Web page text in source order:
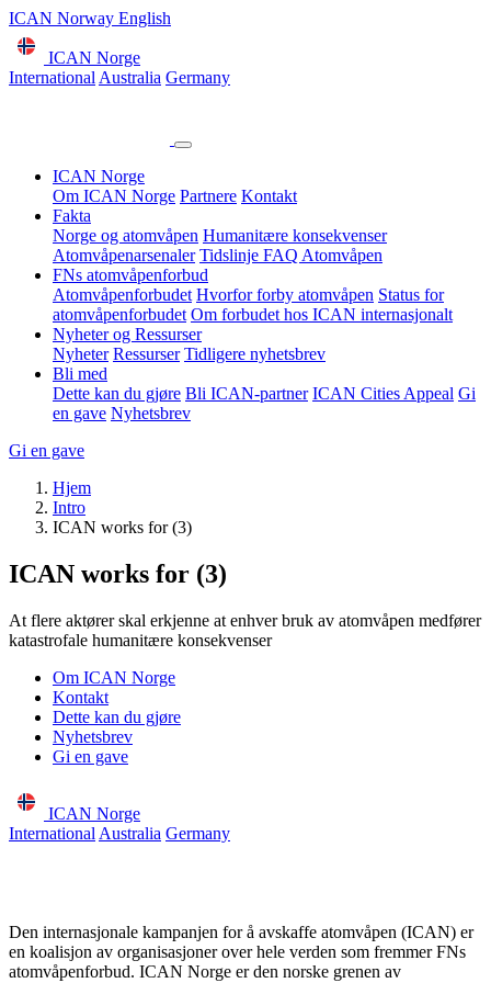
ICAN Norway English
ICAN Norge
International Australia Germany
ICAN Norge
Om ICAN Norge Partnere Kontakt
Fakta
Norge og atomvåpen Humanitære konsekvenser
Atomvåpenarsenaler Tidslinje FAQ Atomvåpen
FNs atomvåpenforbud
Atomvåpenforbudet Hvorfor forby atomvåpen Status for
atomvåpenforbudet Om forbudet hos ICAN internasjonalt
Nyheter og Ressurser
Nyheter Ressurser Tidligere nyhetsbrev
Bli med
Dette kan du gjøre Bli ICAN-partner ICAN Cities Appeal Gi
en gave Nyhetsbrev
Gi en gave
Hjem
Intro
ICAN works for (3)
ICAN works for (3)
At flere aktører skal erkjenne at enhver bruk av atomvåpen medfører
katastrofale humanitære konsekvenser
Om ICAN Norge
Kontakt
Dette kan du gjøre
Nyhetsbrev
Gi en gave
ICAN Norge
International Australia Germany
Den internasjonale kampanjen for å avskaffe atomvåpen (ICAN) er
en koalisjon av organisasjoner over hele verden som fremmer FNs
atomvåpenforbud. ICAN Norge er den norske grenen av